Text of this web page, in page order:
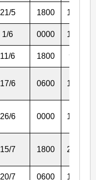
21/5 1800 12.3
1/6 0000 13.8
11/6 1800 9.4
17/6 0600 19.2
26/6 0000 13.7
15/7 1800 21.7
20/7 0600 18.1